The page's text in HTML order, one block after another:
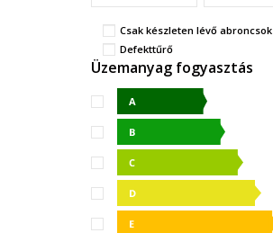
Csak készleten lévő abroncsok
Defekttűrő
Üzemanyag fogyasztás